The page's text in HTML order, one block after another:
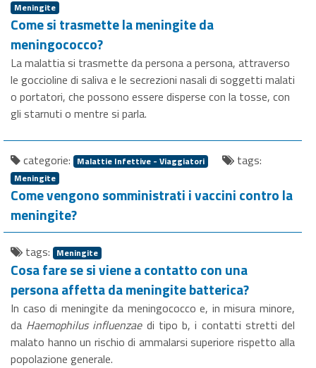
Meningite
Come si trasmette la meningite da
meningococco?
La malattia si trasmette da persona a persona, attraverso
le goccioline di saliva e le secrezioni nasali di soggetti malati
o portatori, che possono essere disperse con la tosse, con
gli starnuti o mentre si parla.
categorie: Malattie Infettive - Viaggiatori tags:
Meningite
Come vengono somministrati i vaccini contro la
meningite?
tags: Meningite
Cosa fare se si viene a contatto con una
persona affetta da meningite batterica?
In caso di meningite da meningococco e, in misura minore,
da Haemophilus influenzaedi tipo b, i contatti stretti del
malato hanno un rischio di ammalarsi superiore rispetto alla
popolazione generale.